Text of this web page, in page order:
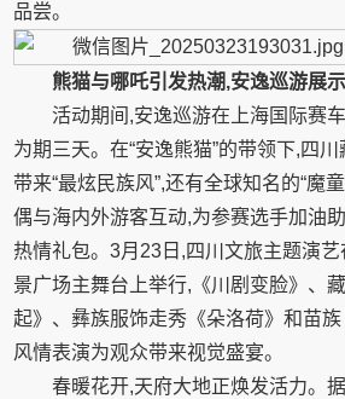
品尝。
熊猫与哪吒引发热潮,安逸巡游展
活动期间,安逸巡游在上海国际赛
为期三天。在“安逸熊猫”的带领下,四
带来“最炫民族风”,还有全球知名的“魔
偶与海内外游客互动,为参赛选手加油
热情礼包。3月23日,四川文旅主题演
景广场主舞台上举行,《川剧变脸》、
起》、彝族服饰走秀《朵洛荷》和苗
风情表演为观众带来视觉盛宴。
春暖花开,天府大地正焕发活力。